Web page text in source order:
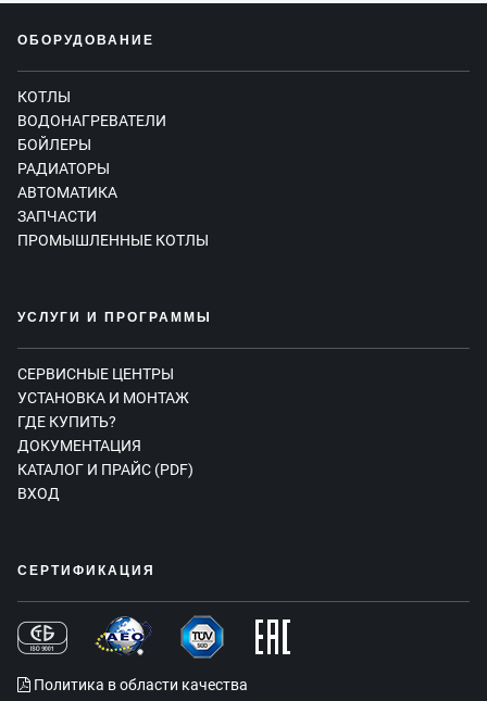
ОБОРУДОВАНИЕ
КОТЛЫ
ВОДОНАГРЕВАТЕЛИ
БОЙЛЕРЫ
РАДИАТОРЫ
АВТОМАТИКА
ЗАПЧАСТИ
ПРОМЫШЛЕННЫЕ КОТЛЫ
УСЛУГИ И ПРОГРАММЫ
СЕРВИСНЫЕ ЦЕНТРЫ
УСТАНОВКА И МОНТАЖ
ГДЕ КУПИТЬ?
ДОКУМЕНТАЦИЯ
КАТАЛОГ И ПРАЙС (PDF)
ВХОД
СЕРТИФИКАЦИЯ
Политика в области качества